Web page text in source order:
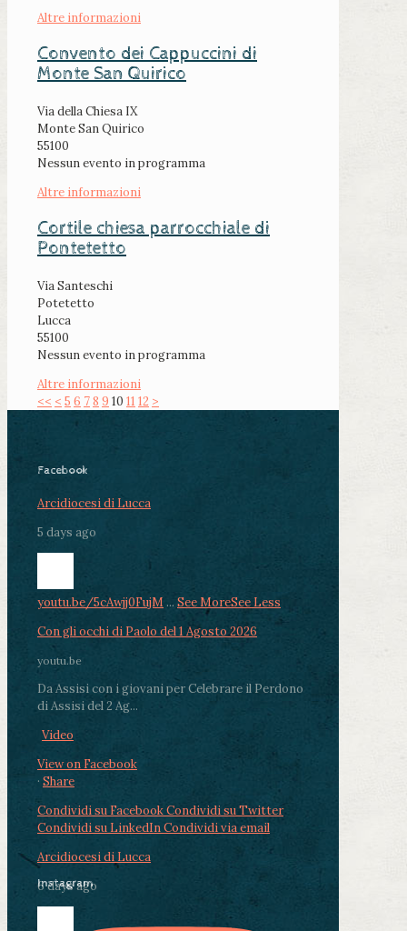
Altre informazioni
Convento dei Cappuccini di
Monte San Quirico
Via della Chiesa IX
Monte San Quirico
55100
Nessun evento in programma
Altre informazioni
Cortile chiesa parrocchiale di
Pontetetto
Via Santeschi
Potetetto
Lucca
55100
Nessun evento in programma
Altre informazioni
<< < 5 6 78 9 10 11 12 >
Facebook
Arcidiocesi di Lucca
5 days ago
youtu.be/5cAwjj0FujM ... See MoreSee Less
Con gli occhi di Paolo del 1 Agosto 2026
youtu.be
Da Assisi con i giovani per Celebrare il Perdono
di Assisi del 2 Ag...
Video
View on Facebook
· Share
Condividi su FacebookCondividi su Twitter
Condividi su LinkedInCondividi via email
Arcidiocesi di Lucca
6 days ago
Instagram